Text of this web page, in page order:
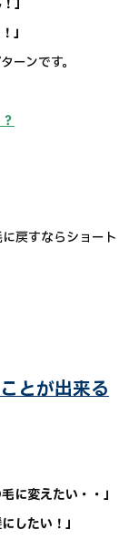
」
」
ーンです。
とが出来る
に変えたい・・」
したい！」